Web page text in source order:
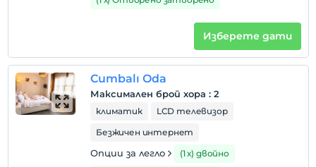
Забранено за домашни любимци
деца
Деца под 12 години нямат право да отсядат в
това съоръжение.
Изберете дати
Cumbalı Oda
Максимален брой хора : 2
климатик
LCD телевизор
Безжичен интернет
Опции за легло
(1 х) двойно